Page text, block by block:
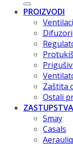
PROIZVODI
Difuzori
Zaštita
Ostali
ZASTUPSTVA
Smay
Casals